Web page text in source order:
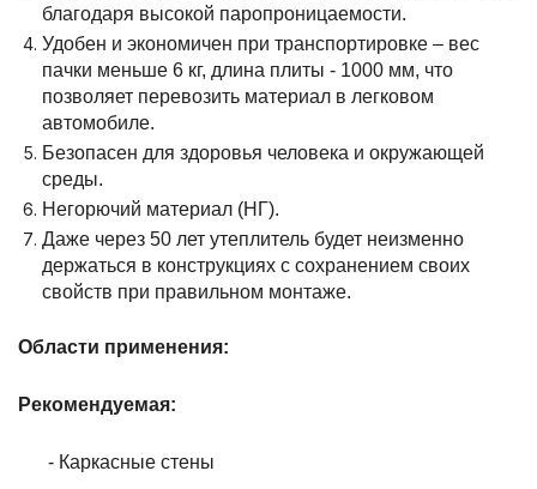
благодаря высокой паропроницаемости.
Удобен и экономичен при транспортировке – вес
пачки меньше 6 кг, длина плиты - 1000 мм, что
позволяет перевозить материал в легковом
автомобиле.
Безопасен для здоровья человека и окружающей
среды.
Негорючий материал (НГ).
Даже через 50 лет утеплитель будет неизменно
держаться в конструкциях с сохранением своих
свойств при правильном монтаже.
Области применения:
Рекомендуемая:
- Каркасные стены